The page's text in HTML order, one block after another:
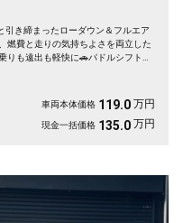
引き締まったローダウン＆フルエア
燃費と走りの気持ちよさを両立した
も遠出も軽快に🚗パドルシフトで
積んでロングドライブへ✨走りに
車両本体価格 119.0 万円
現金一括価格 135.0 万円